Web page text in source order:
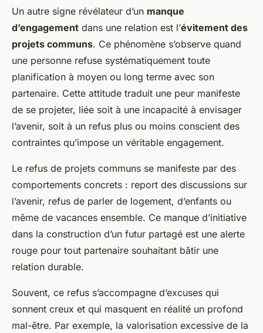
Un autre signe révélateur d’un manque
d’engagement dans une relation est l’évitement des
projets communs. Ce phénomène s’observe quand
une personne refuse systématiquement toute
planification à moyen ou long terme avec son
partenaire. Cette attitude traduit une peur manifeste
de se projeter, liée soit à une incapacité à envisager
l’avenir, soit à un refus plus ou moins conscient des
contraintes qu’impose un véritable engagement.
Le refus de projets communs se manifeste par des
comportements concrets : report des discussions sur
l’avenir, refus de parler de logement, d’enfants ou
même de vacances ensemble. Ce manque d’initiative
dans la construction d’un futur partagé est une alerte
rouge pour tout partenaire souhaitant bâtir une
relation durable.
Souvent, ce refus s’accompagne d’excuses qui
sonnent creux et qui masquent en réalité un profond
mal-être. Par exemple, la valorisation excessive de la